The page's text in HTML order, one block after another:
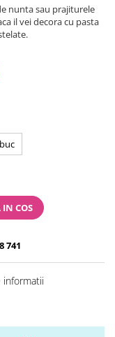
nunta sau prajiturele
il vei decora cu pasta
COS
741
informatii